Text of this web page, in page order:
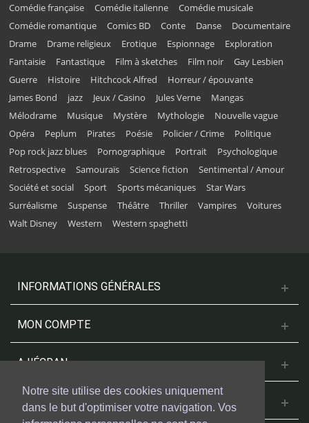
Notre site utilise des cookies uniquement
dans le but d'optimiser votre navigation. Vos
Comédie française
Comédie italienne
Comédie musicale
Comédie romantique
Comics BD Conte Danse
Documentaire
Drame
Drame religieux Erotique Espionnage
Exploration
Fantaisie
Fantastique Film à sketches Film noir
Gay Lesbien
Guerre
Histoire Hitchcock Alfred
Horreur / épouvante
James Bond
jazz Jeux / Casino Jules Verne
Mangas
Mélodrame
Musique Mystère Mythologie
Nouvelle vague
Opéra
Peplum Pirates Poésie Policier / Crime
Politique
Pop rock jazz blues
Pornographique Portrait
Psychologique
Retrospective
Samouraïs Science fiction
Sentimental / Amour
Société et social
Sport Sports mécaniques
Star Wars
Surréalisme
Suspense Théâtre Thriller Vampires
Voitures
Walt Disney
Western Western spaghetti
INFORMATIONS GÉNÉRALES
MON COMPTE
A L'ÉCRAN
NOUS CONTACTER